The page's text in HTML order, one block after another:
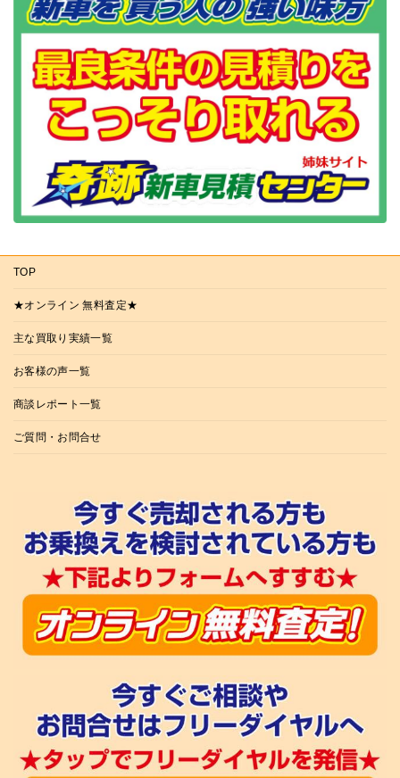
TOP
★オンライン 無料査定★
主な買取り実績一覧
お客様の声一覧
商談レポート一覧
ご質問・お問合せ